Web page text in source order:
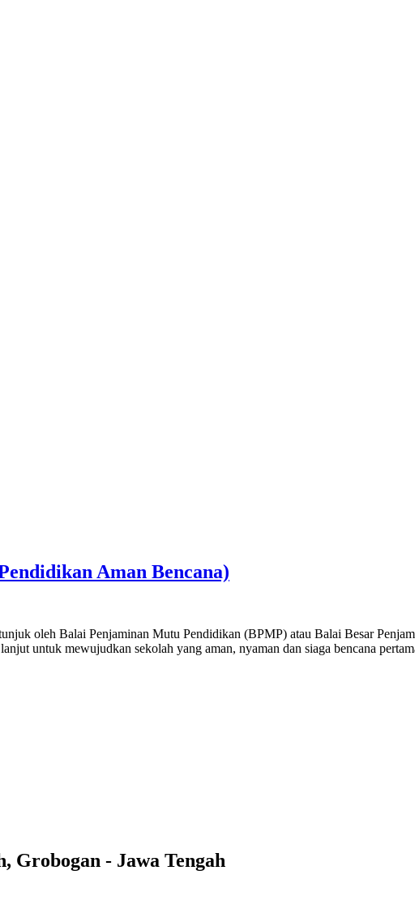
Aman Bencana)
oleh Balai Penjaminan Mutu Pendidikan (BPMP) atau Balai Besar
untuk mewujudkan sekolah yang aman, nyaman dan siaga bencana
Grobogan - Jawa Tengah